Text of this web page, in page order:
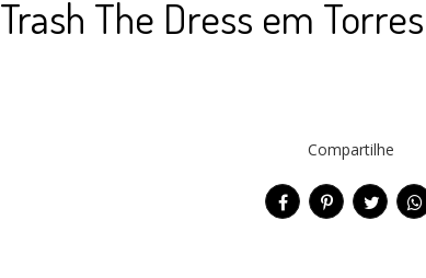
Trash The Dress em
Compartilhe